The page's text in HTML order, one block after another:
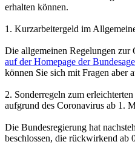
erhalten können.
1. Kurzarbeitergeld im
Die allgemeinen Regelungen
auf der Homepage der
können Sie sich mit Fragen aber
2. Sonderregeln zum
aufgrund des Coronavirus ab 1.
Die Bundesregierung hat
beschlossen, die rückwirkend ab